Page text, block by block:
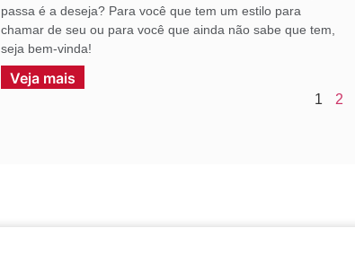
passa é a deseja? Para você que tem um estilo para
chamar de seu ou para você que ainda não sabe que tem,
seja bem-vinda!
Veja mais
1 2